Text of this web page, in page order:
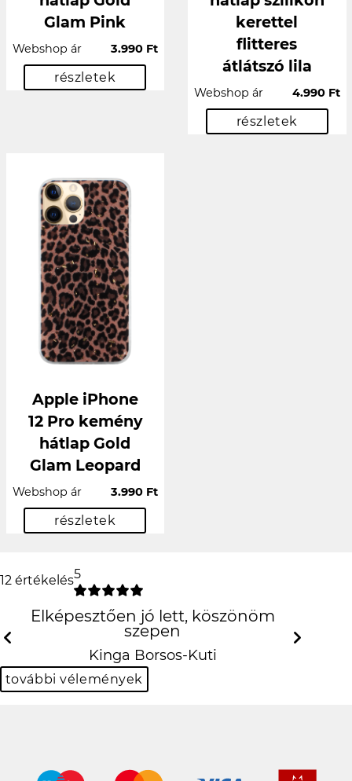
Glam Pink
Webshop ár 3.990 Ft
részletek
kerettel
flitteres
átlátszó lila
Webshop ár 4.990 Ft
részletek
Apple iPhone
12 Pro kemény
hátlap Gold
Glam Leopard
Webshop ár 3.990 Ft
részletek
12 értékelés5
Elképesztően jó lett, köszönöm szepen
Kinga Borsos-Kuti
további vélemények